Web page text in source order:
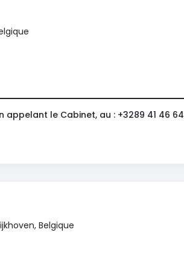
appelant le Cabinet, au : +3289 41 46 64
Belgique